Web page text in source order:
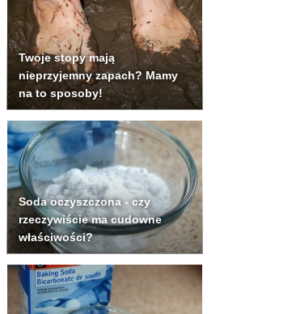
Twoje stopy mają
nieprzyjemny zapach? Mamy
na to sposoby!
Soda oczyszczona - czy
rzeczywiście ma cudowne
właściwości?